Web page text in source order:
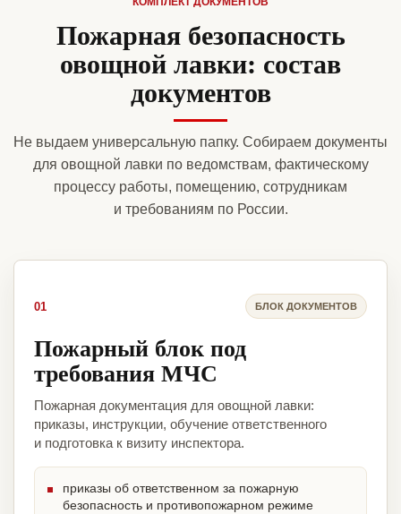
Пожарная безопасность
овощной лавки: состав
документов
Не выдаем универсальную папку. Собираем документы
для овощной лавки по ведомствам, фактическому
процессу работы, помещению, сотрудникам
и требованиям по России.
01 БЛОК ДОКУМЕНТОВ
Пожарный блок под
требования МЧС
Пожарная документация для овощной лавки:
приказы, инструкции, обучение ответственного
и подготовка к визиту инспектора.
приказы об ответственном за пожарную
безопасность и противопожарном режиме